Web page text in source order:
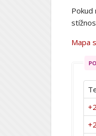
Mapa